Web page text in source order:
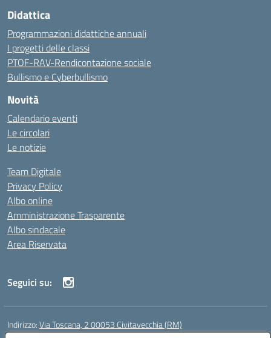
Didattica
Programmazioni didattiche annuali
I progetti delle classi
PTOF-RAV-Rendicontazione sociale
Bullismo e Cyberbullismo
Novità
Calendario eventi
Le circolari
Le notizie
Team Digitale
Privacy Policy
Albo online
Amministrazione Trasparente
Albo sindacale
Area Riservata
Seguici su:
Indirizzo:Via Toscana, 2 00053 Civitavecchia (RM)